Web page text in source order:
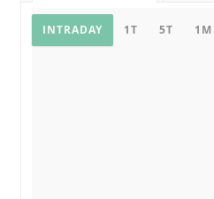
Chart
INTRADAY 1T 5T 1M